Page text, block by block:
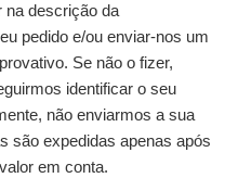
na descrição da
pedido e/ou enviar-nos um
Se não o fizer,
identificar o seu
não enviarmos a sua
são expedidas apenas após
em conta.